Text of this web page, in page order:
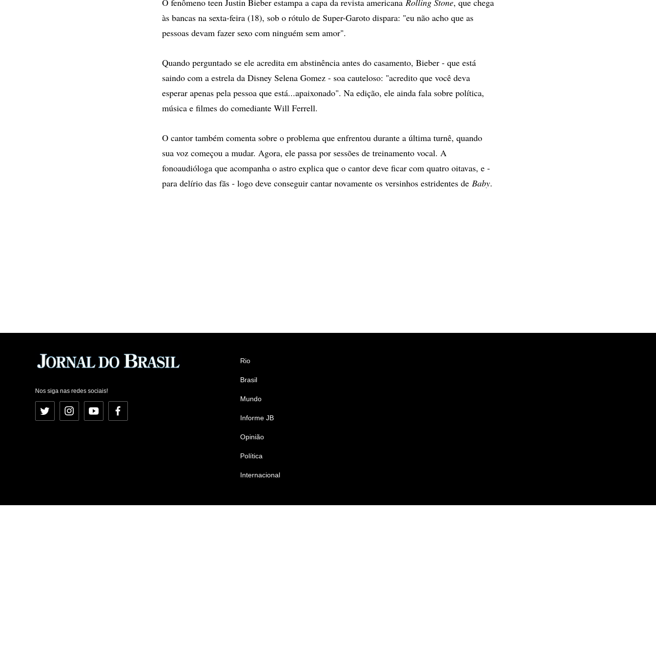
O fenômeno teen Justin Bieber estampa a capa da revista americana Rolling Stone, que chega
às bancas na sexta-feira (18), sob o rótulo de Super-Garoto dispara: "eu não acho que as
pessoas devam fazer sexo com ninguém sem amor".
Quando perguntado se ele acredita em abstinência antes do casamento, Bieber - que está
saindo com a estrela da Disney Selena Gomez - soa cauteloso: "acredito que você deva
esperar apenas pela pessoa que está...apaixonado". Na edição, ele ainda fala sobre política,
música e filmes do comediante Will Ferrell.
O cantor também comenta sobre o problema que enfrentou durante a última turnê, quando
sua voz começou a mudar. Agora, ele passa por sessões de treinamento vocal. A
fonoaudióloga que acompanha o astro explica que o cantor deve ficar com quatro oitavas, e -
para delírio das fãs - logo deve conseguir cantar novamente os versinhos estridentes de Baby.
Nos siga nas redes sociais!
Twitter InstagramYouTubeFacebook
Rio
Brasil
Mundo
Informe JB
Opinião
Política
Internacional